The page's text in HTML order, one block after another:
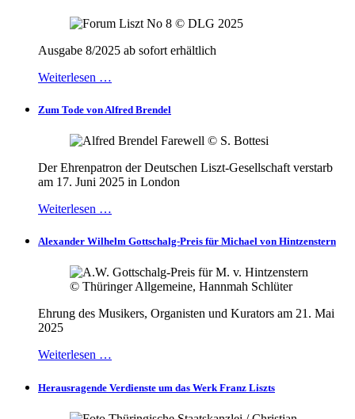
Ausgabe 8/2025 ab sofort erhältlich
Weiterlesen …
Zum Tode von Alfred Brendel
Der Ehrenpatron der Deutschen Liszt-Gesellschaft verstarb
am 17. Juni 2025 in London
Weiterlesen …
Alexander Wilhelm Gottschalg-Preis für Michael von Hintzenstern
Ehrung des Musikers, Organisten und Kurators am 21. Mai
2025
Weiterlesen …
Herausragende Verdienste um das Werk Franz Liszts